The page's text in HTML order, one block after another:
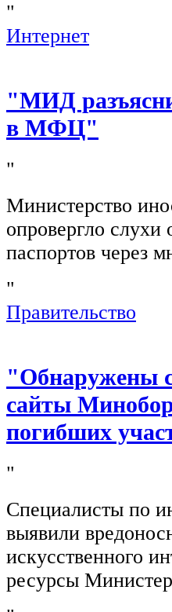
"
Интернет
"МИД
в МФЦ"
"
Министерство
опровергло
паспортов через
"
Правительство
"Обнаружены
сайты
погибших
"
Специалисты по
выявили
искусственного
ресурсы